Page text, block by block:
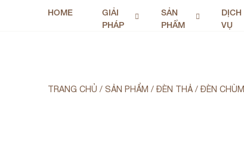
HOME
GIẢI
PHÁP
SẢN
PHẨM
DỊCH
VỤ
TRANG CHỦ / SẢN PHẨM / ĐÈN THẢ / ĐÈN CHÙM